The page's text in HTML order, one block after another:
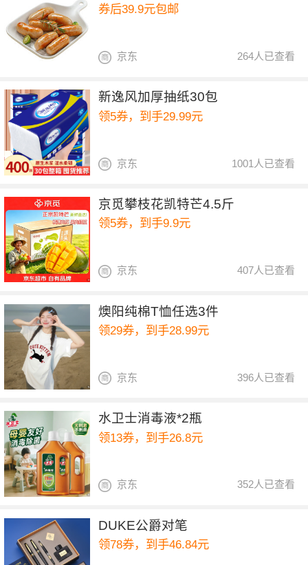
券后39.9元包邮
264人已查看
京东
新逸风加厚抽纸30包
领5券，到手29.99元
1001人已查看
京东
京觅攀枝花凯特芒4.5斤
领5券，到手9.9元
407人已查看
京东
燠阳纯棉T恤任选3件
领29券，到手28.99元
396人已查看
京东
水卫士消毒液*2瓶
领13券，到手26.8元
352人已查看
京东
DUKE公爵对笔
领78券，到手46.84元